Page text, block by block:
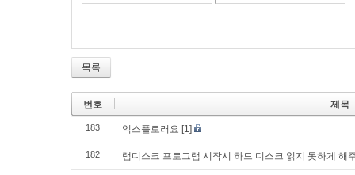
목록
번호 제목
183 익스플로러요 [1]
182 램디스크 프로그램 시작시 하드 디스크 읽지 못하게 해